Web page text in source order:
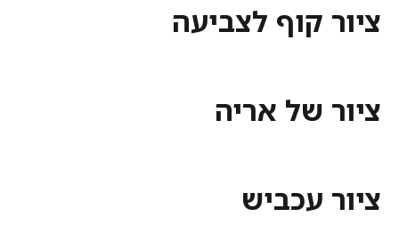
קוף לצביעה
של אריה
עכביש